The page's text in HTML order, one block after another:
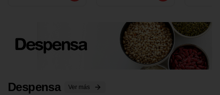
Despensa Ver más